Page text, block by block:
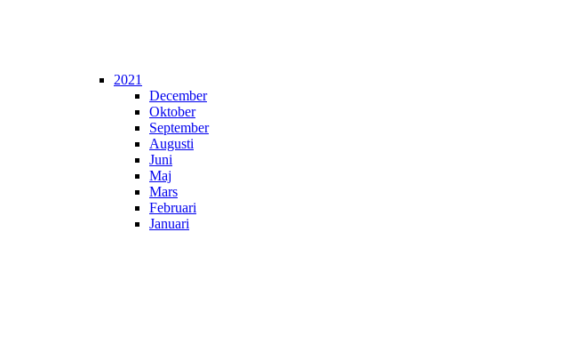
2021
December
Oktober
September
Augusti
Juni
Maj
Mars
Februari
Januari